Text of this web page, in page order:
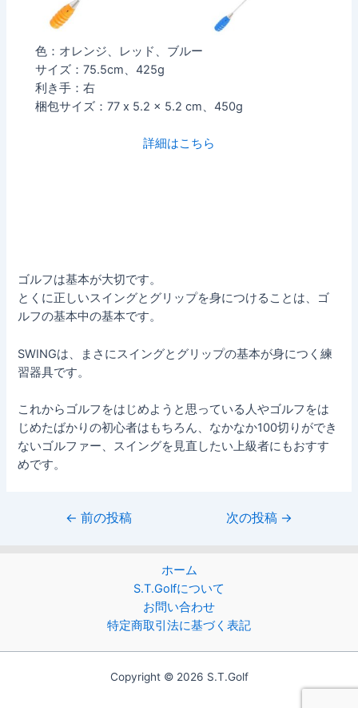
色：‎オレンジ、レッド、ブルー
サイズ：75.5cm、425g
利き手：右
梱包サイズ：‎77 x 5.2 x 5.2 cm、450g
詳細はこちら
ゴルフは基本が大切です。
とくに正しいスイングとグリップを身につけることは、ゴ
ルフの基本中の基本です。
SWINGは、まさにスイングとグリップの基本が身につく練
習器具です。
これからゴルフをはじめようと思っている人やゴルフをは
じめたばかりの初心者はもちろん、なかなか100切りができ
ないゴルファー、スイングを見直したい上級者にもおすす
めです。
← 前の投稿 次の投稿 →
ホーム
S.T.Golfについて
お問い合わせ
特定商取引法に基づく表記
Copyright © 2026 S.T.Golf